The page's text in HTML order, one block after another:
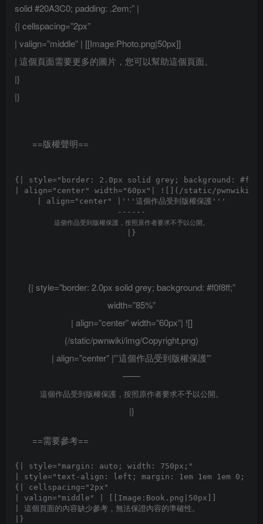
solid #20A3C0; padding: .2em;” |
{| cellspacing=”2px”
| valign=”middle” | [[Image:Photo.png|50px]]
| 這個頁面需要更多的圖片，您可以幫助這個頁面。
|}
|}
==版權聲明==
{| style="border: 2.0px solid grey; background:
| align="center" width="60px"| ![](/static/pwnwiki/
| align="center" |'''這個作品受到版權保護'''
這個作品受到版權保護，按照原作者要求不予以公開。
{| style=”border: 2.0px solid grey; background: #f0f8ff;”
width=”85%”
| align=”center” width=”60px”| ![]
(/static/pwnwiki/img/Copyright.png)
| align=”center” |”’這個作品受到版權保護”’
——
這個作品受到版權保護，按照原作者要求不予以公開。
|}
==需要參考==
{| style="margin: auto; width: 750px;"
| style="text-align: left; margin: 1em 1em 1em 0;
{| cellspacing="2px"
| valign="middle" | [[Image:Book.png|50px]]
| 這個頁面的內容缺少參考，無法保證內容的準確性。
|}